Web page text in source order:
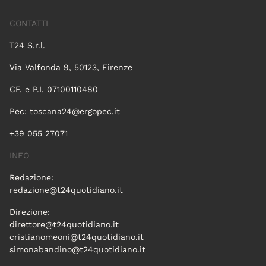
CONTATTI
T24 S.r.l.
Via Valfonda 9, 50123, Firenze
CF. e P.I. 07100110480
Pec: toscana24@ergopec.it
+39 055 27071
INFO
Redazione:
redazione@t24quotidiano.it
Direzione:
direttore@t24quotidiano.it
cristianomeoni@t24quotidiano.it
simonabandino@t24quotidiano.it